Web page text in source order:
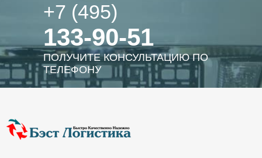
+7 (495)
133-90-51
ПОЛУЧИТЕ КОНСУЛЬТАЦИЮ ПО
ТЕЛЕФОНУ